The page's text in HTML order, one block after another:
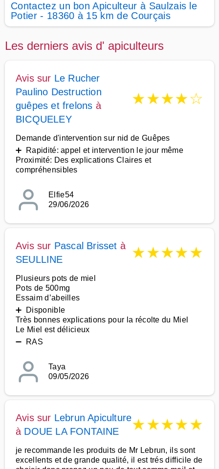
Contactez un bon Apiculteur à Saulzais le
Potier - 18360 à 15 km de Courçais
Les derniers avis d' apiculteurs
Avis sur Le Rucher
Paulino Destruction
guêpes et frelons à
BICQUELEY
★★★★☆
Demande d'intervention sur nid de Guêpes
➕ Rapidité: appel et intervention le jour même
Proximité: Des explications Claires et
compréhensibles
Elfie54
29/06/2026
Avis sur Pascal Brisset à
SEULLINE
★★★★★
Plusieurs pots de miel
Pots de 500mg
Essaim d’abeilles
➕ Disponible
Très bonnes explications pour la récolte du Miel
Le Miel est délicieux
➖ RAS
Taya
09/05/2026
Avis sur Lebrun Apiculture
à DOUE LA FONTAINE ★★★★★
je recommande les produits de Mr Lebrun, ils sont
excellents et de grande qualité, il est trés difficile de